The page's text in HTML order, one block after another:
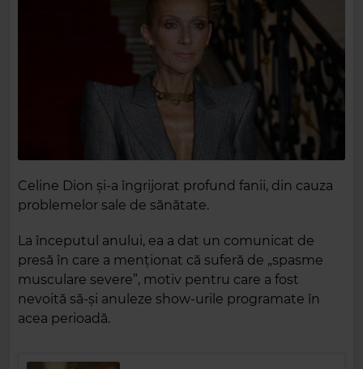
Celine Dion și-a îngrijorat profund fanii, din cauza
problemelor sale de sănătate.
La începutul anului, ea a dat un comunicat de
presă în care a menționat că suferă de „spasme
musculare severe”, motiv pentru care a fost
nevoită să-și anuleze show-urile programate în
acea perioadă.